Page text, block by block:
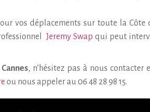
vos déplacements sur toute la Côte
Jeremy Swap qui peut
, n’hésitez pas à nous
ou nous appeler au 06 48 28 98 15.